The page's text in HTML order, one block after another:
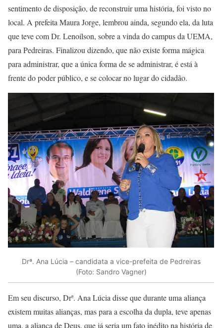
sentimento de disposição, de reconstruir uma história, foi visto no
local. A prefeita Maura Jorge, lembrou ainda, segundo ela, da luta
que teve com Dr. Lenoílson, sobre a vinda do campus da UEMA,
para Pedreiras. Finalizou dizendo, que não existe forma mágica
para administrar, que a única forma de se administrar, é está à
frente do poder público, e se colocar no lugar do cidadão.
Drª. Ana Lúcia – candidata a vice-prefeita de Pedreiras
(Foto: Sandro Vagner)
Em seu discurso, Drª. Ana Lúcia disse que durante uma aliança
existem muitas alianças, mas para a escolha da dupla, teve apenas
uma, a aliança de Deus, que já seria um fato inédito na história de